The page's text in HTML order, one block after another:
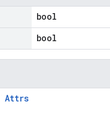
bool
bool
Attrs